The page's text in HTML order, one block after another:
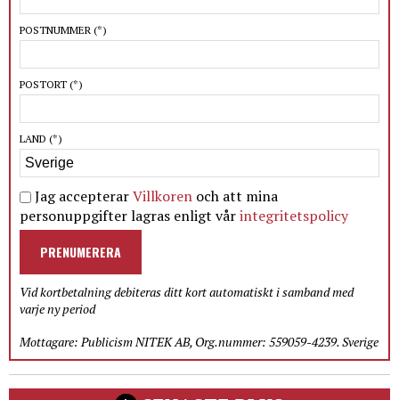
POSTNUMMER (*)
POSTORT (*)
LAND (*)
Jag accepterarVillkoren och att mina
personuppgifter lagras enligt vårintegritetspolicy
PRENUMERERA
Vid kortbetalning debiteras ditt kort automatiskt i samband med
varje ny period
Mottagare: Publicism NITEK AB, Org.nummer: 559059-4239. Sverige